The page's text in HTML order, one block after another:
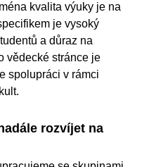
kvalita výuky je na
je vysoký
a důraz na
vědecké stránce je
spolupráci v rámci
rozvíjet na